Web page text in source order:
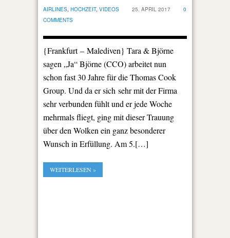
AIRLINES, HOCHZEIT, VIDEOS 25. APRIL 2017
0
COMMENTS
{Frankfurt – Malediven} Tara & Björne
sagen „Ja“ Björne (CCO) arbeitet nun
schon fast 30 Jahre für die Thomas Cook
Group. Und da er sich sehr mit der Firma
sehr verbunden fühlt und er jede Woche
mehrmals fliegt, ging mit dieser Trauung
über den Wolken ein ganz besonderer
Wunsch in Erfüllung. Am 5.[…]
WEITERLESEN »